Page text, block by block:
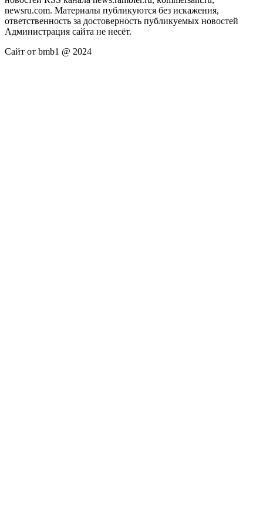
newsru.com. Материалы публикуются без искажения,
ответственность за достоверность публикуемых новостей
Администрация сайта не несёт.
Сайт от bmb1 @ 2024